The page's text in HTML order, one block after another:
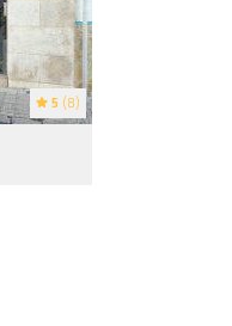
5 (8)